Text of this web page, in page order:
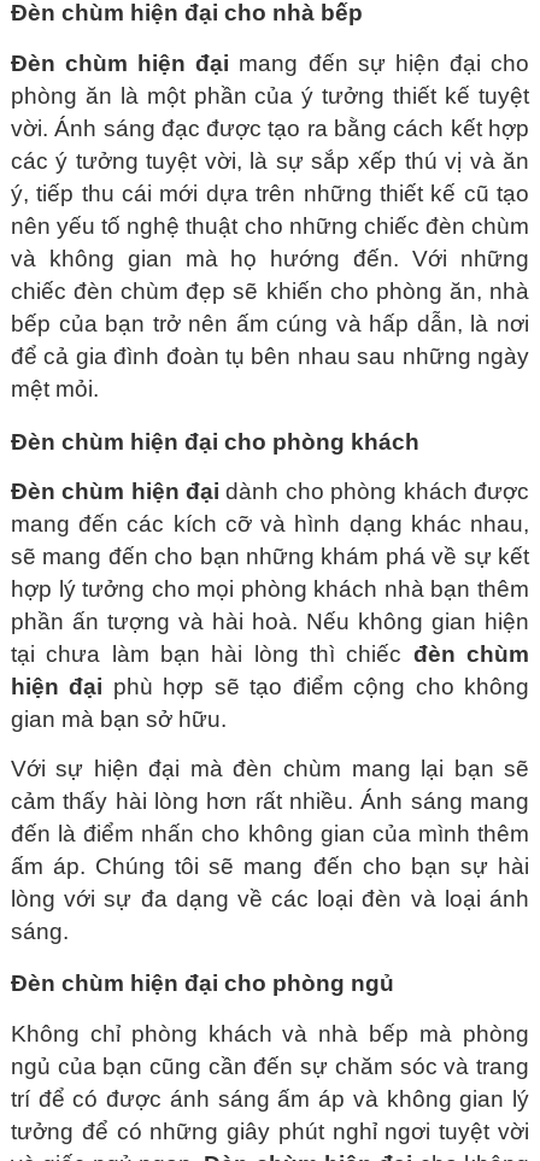
Đèn chùm hiện đại cho nhà bếp
Đèn chùm hiện đại mang đến sự hiện đại cho
phòng ăn là một phần của ý tưởng thiết kế tuyệt
vời. Ánh sáng đạc được tạo ra bằng cách kết hợp
các ý tưởng tuyệt vời, là sự sắp xếp thú vị và ăn
ý, tiếp thu cái mới dựa trên những thiết kế cũ tạo
nên yếu tố nghệ thuật cho những chiếc đèn chùm
và không gian mà họ hướng đến. Với những
chiếc đèn chùm đẹp sẽ khiến cho phòng ăn, nhà
bếp của bạn trở nên ấm cúng và hấp dẫn, là nơi
để cả gia đình đoàn tụ bên nhau sau những ngày
mệt mỏi.
Đèn chùm hiện đại cho phòng khách
Đèn chùm hiện đại dành cho phòng khách được
mang đến các kích cỡ và hình dạng khác nhau,
sẽ mang đến cho bạn những khám phá về sự kết
hợp lý tưởng cho mọi phòng khách nhà bạn thêm
phần ấn tượng và hài hoà. Nếu không gian hiện
tại chưa làm bạn hài lòng thì chiếc đèn chùm
hiện đại phù hợp sẽ tạo điểm cộng cho không
gian mà bạn sở hữu.
Với sự hiện đại mà đèn chùm mang lại bạn sẽ
cảm thấy hài lòng hơn rất nhiều. Ánh sáng mang
đến là điểm nhấn cho không gian của mình thêm
ấm áp. Chúng tôi sẽ mang đến cho bạn sự hài
lòng với sự đa dạng về các loại đèn và loại ánh
sáng.
Đèn chùm hiện đại cho phòng ngủ
Không chỉ phòng khách và nhà bếp mà phòng
ngủ của bạn cũng cần đến sự chăm sóc và trang
trí để có được ánh sáng ấm áp và không gian lý
tưởng để có những giây phút nghỉ ngơi tuyệt vời